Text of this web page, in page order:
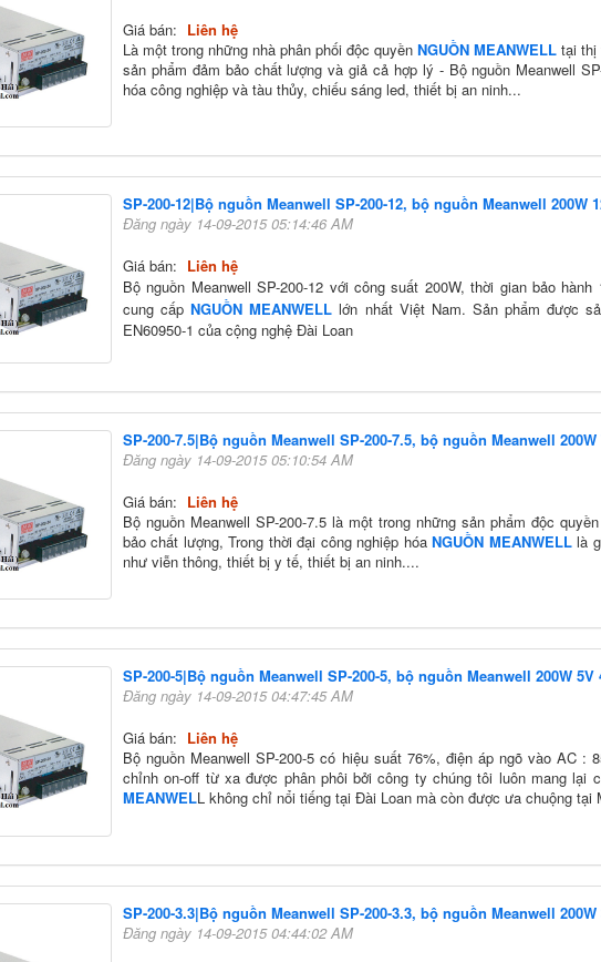
Giá bán: Liên hệ
Là một trong những nhà phân phối độc quyền NGUỒN MEANWELL tại thị
sản phẩm đảm bảo chất lượng và giả cả hợp lý - Bộ nguồn Meanwell
hóa công nghiệp và tàu thủy, chiếu sáng led, thiết bị an ninh...
SP-200-12|Bộ nguồn Meanwell SP-200-12, bộ nguồn Meanwell 200W
Đăng ngày 14-09-2015 05:14:46 AM
Giá bán: Liên hệ
Bộ nguồn Meanwell SP-200-12 với công suất 200W, thời gian bảo
cung cấpNGUỒN MEANWELL lớn nhất Việt Nam. Sản phẩm được
EN60950-1 của cộng nghệ Đài Loan
SP-200-7.5|Bộ nguồn Meanwell SP-200-7.5, bộ nguồn Meanwell 200W
Đăng ngày 14-09-2015 05:10:54 AM
Giá bán: Liên hệ
Bộ nguồn Meanwell SP-200-7.5 là một trong những sản phẩm độc
bảo chất lượng, Trong thời đại công nghiệp hóaNGUỒN MEANWELLlà
như viễn thông, thiết bị y tế, thiết bị an ninh....
SP-200-5|Bộ nguồn Meanwell SP-200-5, bộ nguồn Meanwell 200W 5V
Đăng ngày 14-09-2015 04:47:45 AM
Giá bán: Liên hệ
Bộ nguồn Meanwell SP-200-5 có hiệu suất 76%, điện áp ngõ vào AC :
chỉnh on-off từ xa được phân phôi bởi công ty chúng tôi luôn mang lại
MEANWELL không chỉ nổi tiếng tại Đài Loan mà còn được ưa chuộng tại
SP-200-3.3|Bộ nguồn Meanwell SP-200-3.3, bộ nguồn Meanwell 200W
Đăng ngày 14-09-2015 04:44:02 AM